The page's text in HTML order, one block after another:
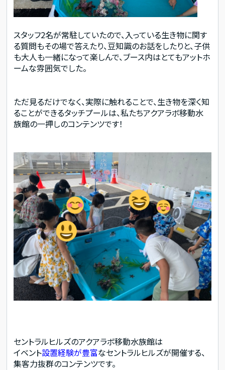
スタッフ2名が常駐していたので、入っている生き物に関す
る質問もその場で答えたり、豆知識のお話をしたりと、子供
も大人も一緒になって楽しんで、ブース内はとてもアットホ
ームな雰囲気でした。
ただ見るだけでなく、実際に触れることで、生き物を深く知
ることができるタッチプールは、私たちアクアラボ移動水
族館の一押しのコンテンツです！
セントラルヒルズのアクアラボ移動水族館は
イベント設置経験が豊富なセントラルヒルズが開催する、
集客力抜群のコンテンツです。